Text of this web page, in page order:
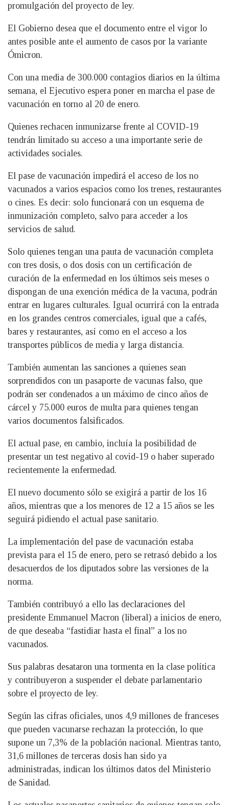
promulgación del proyecto de ley.
El Gobierno desea que el documento entre el vigor lo
antes posible ante el aumento de casos por la variante
Ómicron.
Con una media de 300.000 contagios diarios en la última
semana, el Ejecutivo espera poner en marcha el pase de
vacunación en torno al 20 de enero.
Quienes rechacen inmunizarse frente al COVID-19
tendrán limitado su acceso a una importante serie de
actividades sociales.
El pase de vacunación impedirá el acceso de los no
vacunados a varios espacios como los trenes, restaurantes
o cines. Es decir: solo funcionará con un esquema de
inmunización completo, salvo para acceder a los
servicios de salud.
Solo quienes tengan una pauta de vacunación completa
con tres dosis, o dos dosis con un certificación de
curación de la enfermedad en los últimos seis meses o
dispongan de una exención médica de la vacuna, podrán
entrar en lugares culturales. Igual ocurrirá con la entrada
en los grandes centros comerciales, igual que a cafés,
bares y restaurantes, así como en el acceso a los
transportes públicos de media y larga distancia.
También aumentan las sanciones a quienes sean
sorprendidos con un pasaporte de vacunas falso, que
podrán ser condenados a un máximo de cinco años de
cárcel y 75.000 euros de multa para quienes tengan
varios documentos falsificados.
El actual pase, en cambio, incluía la posibilidad de
presentar un test negativo al covid-19 o haber superado
recientemente la enfermedad.
El nuevo documento sólo se exigirá a partir de los 16
años, mientras que a los menores de 12 a 15 años se les
seguirá pidiendo el actual pase sanitario.
La implementación del pase de vacunación estaba
prevista para el 15 de enero, pero se retrasó debido a los
desacuerdos de los diputados sobre las versiones de la
norma.
También contribuyó a ello las declaraciones del
presidente Emmanuel Macron (liberal) a inicios de enero,
de que deseaba “fastidiar hasta el final” a los no
vacunados.
Sus palabras desataron una tormenta en la clase política
y contribuyeron a suspender el debate parlamentario
sobre el proyecto de ley.
Según las cifras oficiales, unos 4,9 millones de franceses
que pueden vacunarse rechazan la protección, lo que
supone un 7,3% de la población nacional. Mientras tanto,
31,6 millones de terceras dosis han sido ya
administradas, indican los últimos datos del Ministerio
de Sanidad.